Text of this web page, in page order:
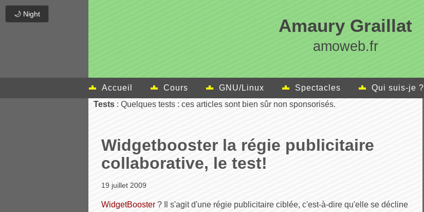
🌙 Night
Amaury Graillat
amoweb.fr
Accueil Cours GNU/Linux Spectacles Qui suis-je ?
Tests : Quelques tests : ces articles sont bien sûr non sponsorisés.
Widgetbooster la régie publicitaire
collaborative, le test!
19 juillet 2009
WidgetBooster ? Il s'agit d'une régie publicitaire ciblée, c'est-à-dire qu'elle se décline